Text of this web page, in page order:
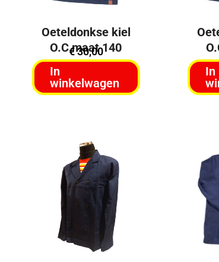
Oeteldonkse kiel
O.C maat 140
€30,00
In
winkelwagen
In